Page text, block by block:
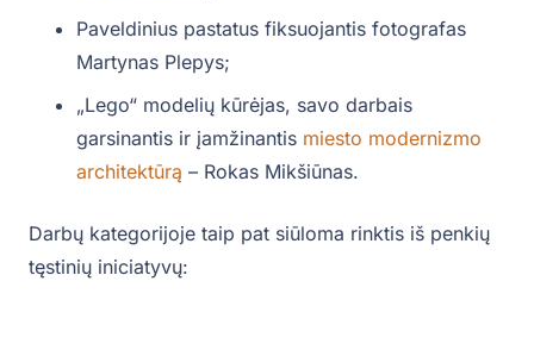
Paveldinius pastatus fiksuojantis fotografas
Martynas Plepys;
„Lego“ modelių kūrėjas, savo darbais
garsinantis ir įamžinantis miesto modernizmo
architektūrą – Rokas Mikšiūnas.
Darbų kategorijoje taip pat siūloma rinktis iš penkių
tęstinių iniciatyvų: